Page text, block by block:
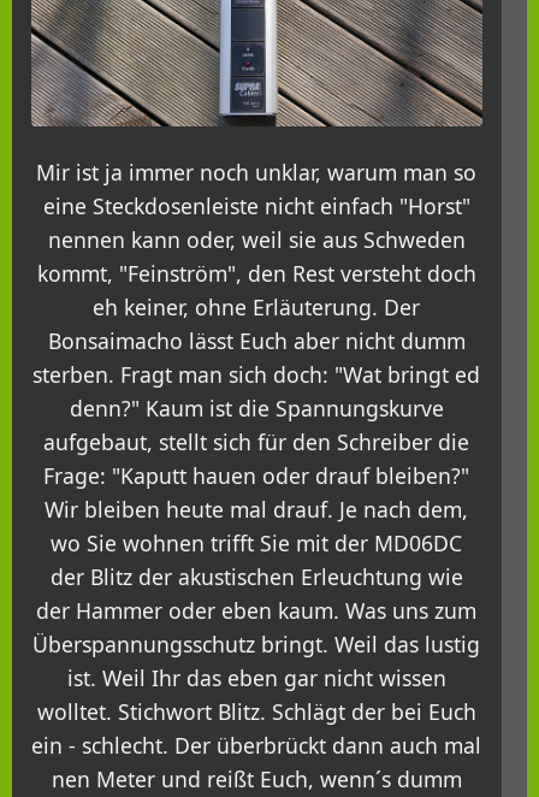
Mir ist ja immer noch unklar, warum man so
eine Steckdosenleiste nicht einfach "Horst"
nennen kann oder, weil sie aus Schweden
kommt, "Feinström", den Rest versteht doch
eh keiner, ohne Erläuterung. Der
Bonsaimacho lässt Euch aber nicht dumm
sterben. Fragt man sich doch: "Wat bringt ed
denn?" Kaum ist die Spannungskurve
aufgebaut, stellt sich für den Schreiber die
Frage: "Kaputt hauen oder drauf bleiben?"
Wir bleiben heute mal drauf. Je nach dem,
wo Sie wohnen trifft Sie mit der MD06DC
der Blitz der akustischen Erleuchtung wie
der Hammer oder eben kaum. Was uns zum
Überspannungsschutz bringt. Weil das lustig
ist. Weil Ihr das eben gar nicht wissen
wolltet. Stichwort Blitz. Schlägt der bei Euch
ein - schlecht. Der überbrückt dann auch mal
nen Meter und reißt Euch, wenn´s dumm